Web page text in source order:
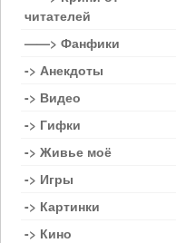
читателей
——> Фанфики
-> Анекдоты
-> Видео
-> Гифки
-> Живье моё
-> Игры
-> Картинки
-> Кино